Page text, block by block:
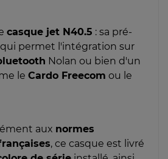
casque jet N40.5 : sa pré-
permet l'intégration sur
Nolan ou bien d'un
le Cardo Freecom ou le
aux normes
, ce casque est livré